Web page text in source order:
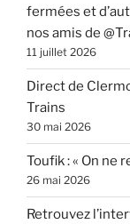
fermées et
nos amis de
11 juillet 2026
Direct de
Trains
30 mai 2026
Toufik : « On ne
26 mai 2026
Retrouvez